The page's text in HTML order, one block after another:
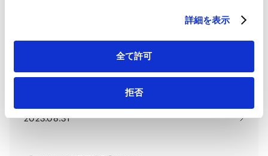
詳細を表示
全て許可
拒否
【アジア・新興国法務】ASIA &
EMERGING COUNTRIES LEGAL
2023.08.31